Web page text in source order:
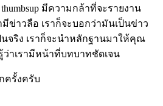
มีความกล้าที่จะรายงาน
ข่าวลือ เราก็จะบอกว่ามันเป็นข่าว
จริง เราก็จะนำหลักฐานมาให้คุณ
ว่าเรามีหน้าที่บทบาทชัดเจน
ครั้งครับ